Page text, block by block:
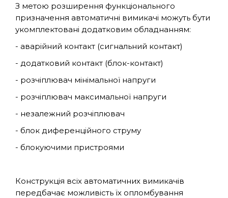
З метою розширення функціонального
призначення автоматичні вимикачі можуть бути
укомплектовані додатковим обладнанням:
- аварійний контакт (сигнальний контакт)
- додатковий контакт (блок-контакт)
- розчіплювач мінімальної напруги
- розчіплювач максимальної напруги
- незалежний розчіплювач
- блок диференційного струму
- блокуючими пристроями
Конструкція всіх автоматичних вимикачів
передбачає можливість їх опломбування